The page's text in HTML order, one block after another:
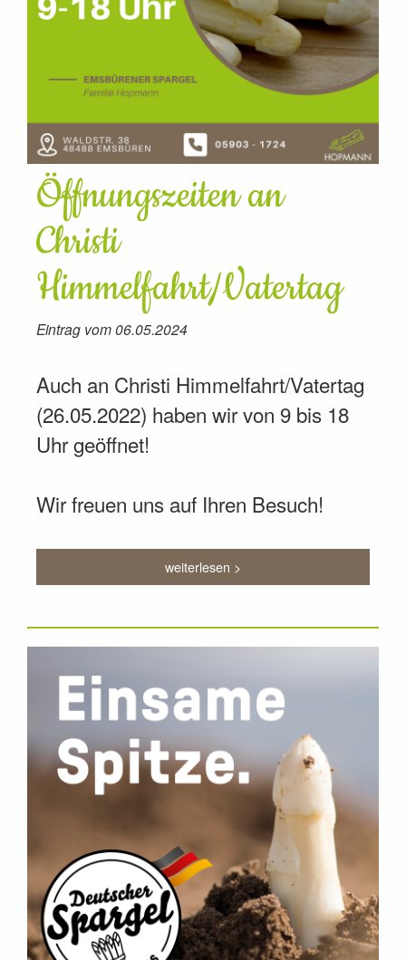
Öffnungszeiten an
Christi
Himmelfahrt/Vatertag
Eintrag vom 06.05.2024
Auch an Christi Himmelfahrt/Vatertag
(26.05.2022) haben wir von 9 bis 18
Uhr geöffnet!
Wir freuen uns auf Ihren Besuch!
weiterlesen >